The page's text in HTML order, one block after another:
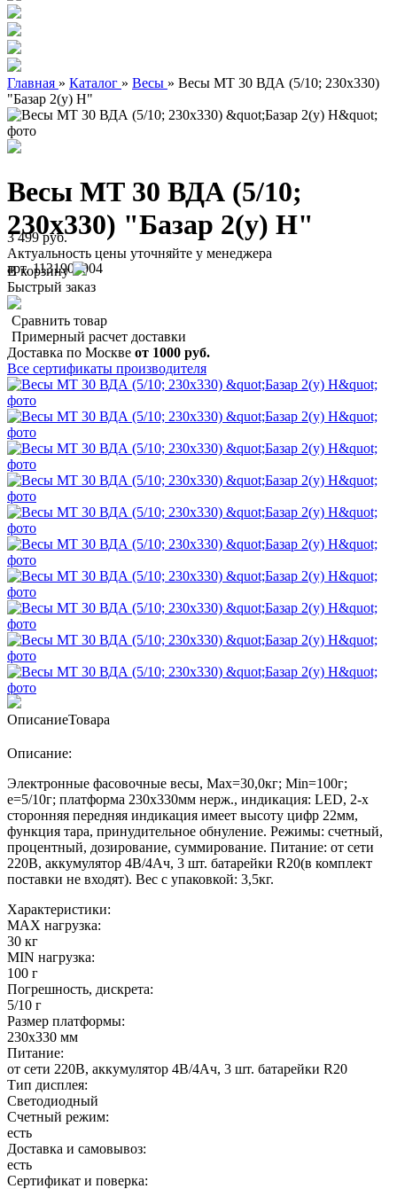
Главная » Каталог » Весы » Весы МТ 30 ВДА (5/10; 230х330)
"Базар 2(у) H"
Весы МТ 30 ВДА (5/10;
230х330) "Базар 2(у) H"
арт. 1131900004
3 499 руб.
Актуальность цены уточняйте у менеджера
В корзину
Быстрый заказ
Сравнить товар
Примерный расчет доставки
Доставка по Москве от 1000 руб.
Все сертификаты производителя
ОписаниеТовара
Описание:
Электронные фасовочные весы, Max=30,0кг; Min=100г;
e=5/10г; платформа 230х330мм нерж., индикация: LED, 2-х
сторонняя передняя индикация имеет высоту цифр 22мм,
функция тара, принудительное обнуление. Режимы: счетный,
процентный, дозирование, суммирование. Питание: от сети
220В, аккумулятор 4В/4Ач, 3 шт. батарейки R20(в комплект
поставки не входят). Вес с упаковкой: 3,5кг.
Характеристики:
MAX нагрузка:
30 кг
MIN нагрузка:
100 г
Погрешность, дискрета:
5/10 г
Размер платформы:
230х330 мм
Питание:
от сети 220В, аккумулятор 4В/4Ач, 3 шт. батарейки R20
Тип дисплея:
Светодиодный
Счетный режим:
есть
Доставка и самовывоз:
есть
Сертификат и поверка: